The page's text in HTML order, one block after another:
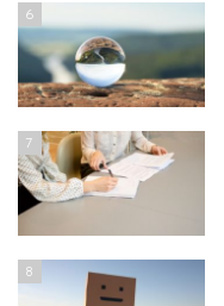
6
7
8